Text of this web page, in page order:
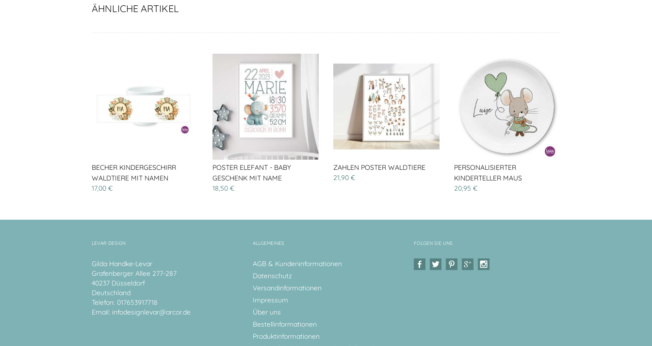
ÄHNLICHE ARTIKEL
BECHER KINDERGESCHIRR
WALDTIERE MIT NAMEN
17,00 €
POSTER ELEFANT - BABY
GESCHENK MIT NAME
18,50 €
ZAHLEN POSTER WALDTIERE
21,90 €
PERSONALISIERTER
KINDERTELLER MAUS
20,95 €
LEVAR DESIGN
Gilda Handke-Levar
Grafenberger Allee 277-287
40237 Düsseldorf
Deutschland
Telefon: 017653917718
Email: infodesignlevar@arcor.de
ALLGEMEINES
AGB & Kundeninformationen
Datenschutz
Versandinformationen
Impressum
Über uns
Bestellinformationen
Produktinformationen
FOLGEN SIE UNS